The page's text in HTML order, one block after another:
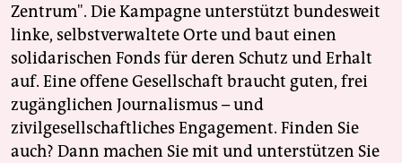
Zentrum". Die Kampagne unterstützt bundesweit
linke, selbstverwaltete Orte und baut einen
solidarischen Fonds für deren Schutz und Erhalt
auf. Eine offene Gesellschaft braucht guten, frei
zugänglichen Journalismus – und
zivilgesellschaftliches Engagement. Finden Sie
auch? Dann machen Sie mit und unterstützen Sie